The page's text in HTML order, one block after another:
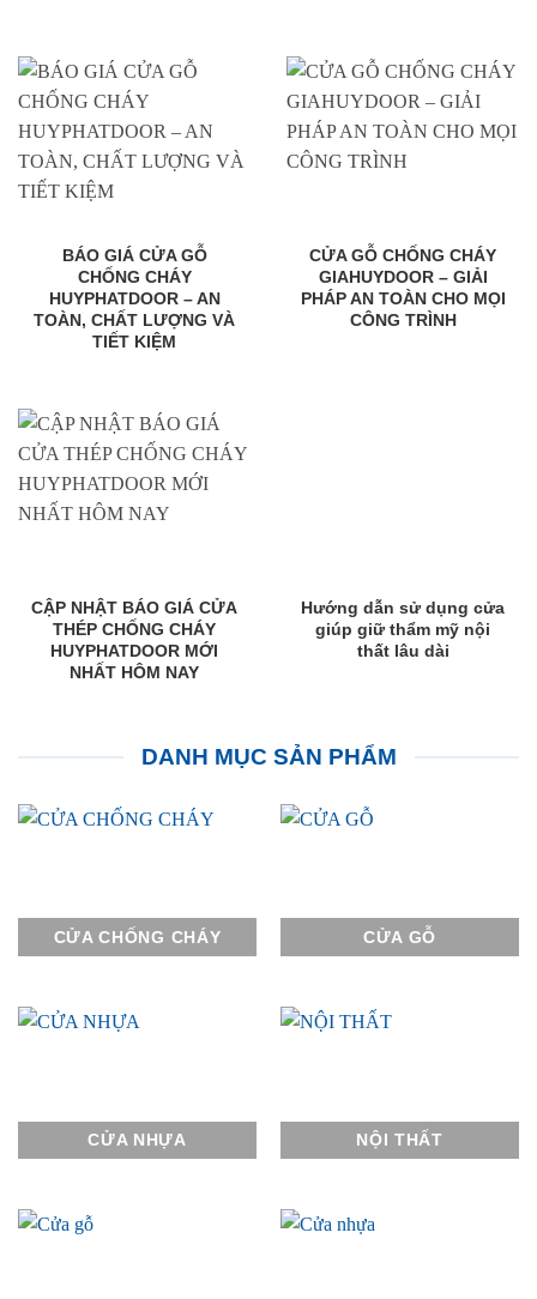
BÁO GIÁ CỬA GỖ
CHỐNG CHÁY
HUYPHATDOOR – AN
TOÀN, CHẤT LƯỢNG VÀ
TIẾT KIỆM
CỬA GỖ CHỐNG CHÁY
GIAHUYDOOR – GIẢI
PHÁP AN TOÀN CHO MỌI
CÔNG TRÌNH
CẬP NHẬT BÁO GIÁ CỬA
THÉP CHỐNG CHÁY
HUYPHATDOOR MỚI
NHẤT HÔM NAY
Hướng dẫn sử dụng cửa
giúp giữ thẩm mỹ nội
thất lâu dài
DANH MỤC SẢN PHẨM
CỬA CHỐNG CHÁY CỬA GỖ
CỬA NHỰA NỘI THẤT